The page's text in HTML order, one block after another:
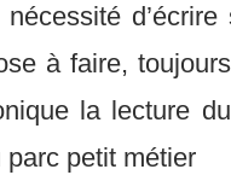
à faire,
la lecture
petit métier